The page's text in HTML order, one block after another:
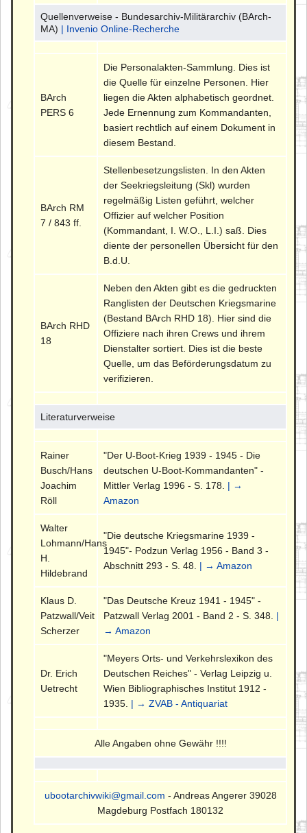
Quellenverweise - Bundesarchiv-Militärarchiv (BArch-
MA) | Invenio Online-Recherche
BArch
PERS 6
Die Personalakten-Sammlung. Dies ist
die Quelle für einzelne Personen. Hier
liegen die Akten alphabetisch geordnet.
Jede Ernennung zum Kommandanten,
basiert rechtlich auf einem Dokument in
diesem Bestand.
BArch RM
7 / 843 ff.
Stellenbesetzungslisten. In den Akten
der Seekriegsleitung (Skl) wurden
regelmäßig Listen geführt, welcher
Offizier auf welcher Position
(Kommandant, I. W.O., L.I.) saß. Dies
diente der personellen Übersicht für den
B.d.U.
BArch RHD
18
Neben den Akten gibt es die gedruckten
Ranglisten der Deutschen Kriegsmarine
(Bestand BArch RHD 18). Hier sind die
Offiziere nach ihren Crews und ihrem
Dienstalter sortiert. Dies ist die beste
Quelle, um das Beförderungsdatum zu
verifizieren.
Literaturverweise
Rainer
Busch/Hans
Joachim
Röll
"Der U-Boot-Krieg 1939 - 1945 - Die
deutschen U-Boot-Kommandanten" -
Mittler Verlag 1996 - S. 178. | →
Amazon
Walter
Lohmann/Hans
H.
Hildebrand
"Die deutsche Kriegsmarine 1939 -
1945"- Podzun Verlag 1956 - Band 3 -
Abschnitt 293 - S. 48. | → Amazon
Klaus D.
Patzwall/Veit
Scherzer
"Das Deutsche Kreuz 1941 - 1945" -
Patzwall Verlag 2001 - Band 2 - S. 348. |
→ Amazon
Dr. Erich
Uetrecht
"Meyers Orts- und Verkehrslexikon des
Deutschen Reiches" - Verlag Leipzig u.
Wien Bibliographisches Institut 1912 -
1935. | → ZVAB - Antiquariat
Alle Angaben ohne Gewähr !!!!
ubootarchivwiki@gmail.com - Andreas Angerer 39028
Magdeburg Postfach 180132